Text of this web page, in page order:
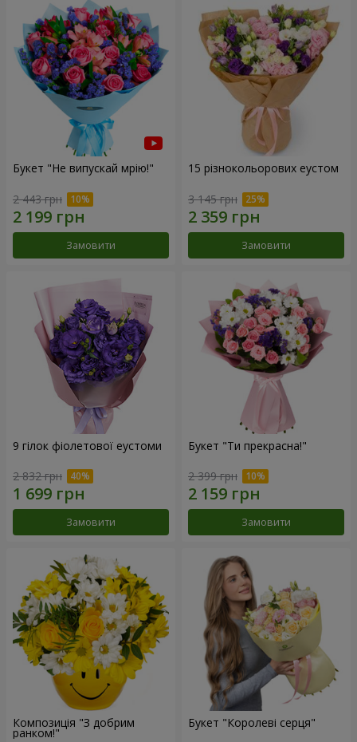
Букет "Не випускай мрію!"
2 443 грн
Замовити
15 різнокольорових еустом
3 145 грн
Замовити
9 гілок фіолетової еустоми
2 832 грн
Замовити
Букет "Ти прекрасна!"
2 399 грн
Замовити
Композиція "З добрим
ранком!"
Букет "Королеві серця"